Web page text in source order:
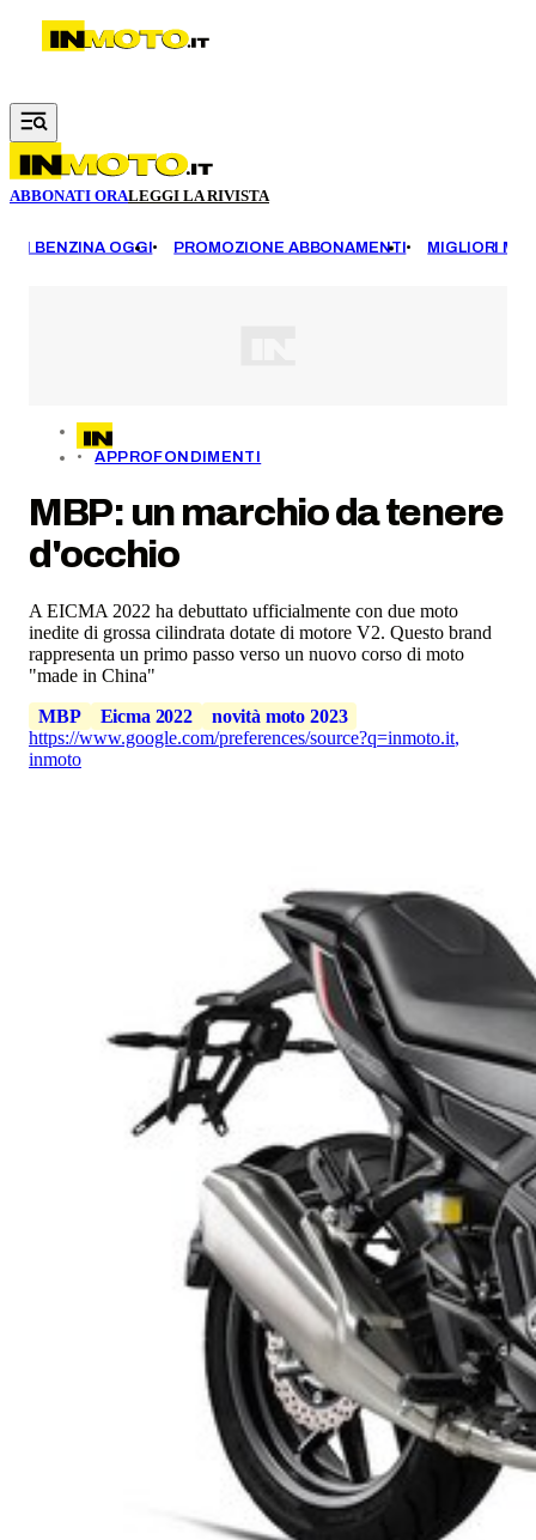
Vai al contenuto principale
ABBONATI ORALEGGI LA RIVISTA
BENZINA OGGI PROMOZIONE ABBONAMENTI MIGLIORI
APPROFONDIMENTI
MBP: un marchio da tenere
d'occhio
A EICMA 2022 ha debuttato ufficialmente con due moto
inedite di grossa cilindrata dotate di motore V2. Questo brand
rappresenta un primo passo verso un nuovo corso di moto
"made in China"
MBP
Eicma 2022
novità moto 2023
https://www.google.com/preferences/source?q=inmoto.it,
inmoto